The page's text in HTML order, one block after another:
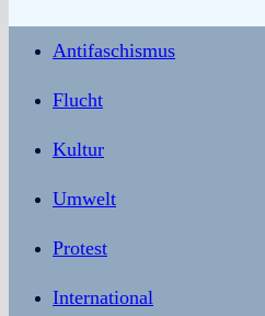
Antifaschismus
Flucht
Kultur
Umwelt
Protest
International